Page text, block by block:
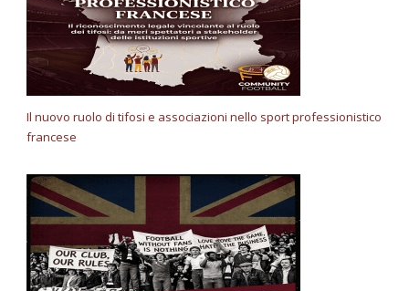
Il nuovo ruolo di tifosi e associazioni nello sport professionistico
francese